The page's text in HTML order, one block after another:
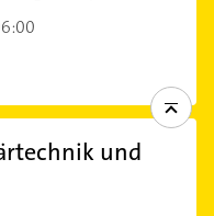
und